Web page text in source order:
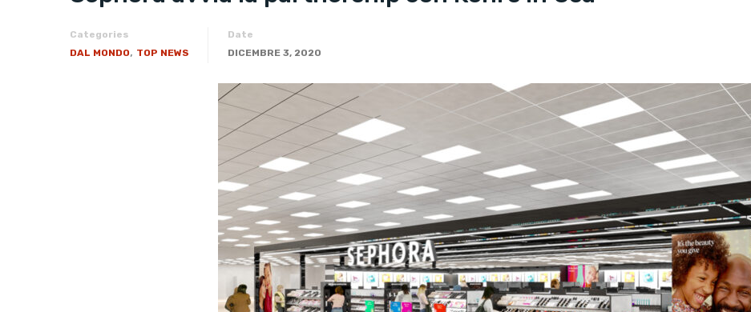
Categories
DAL MONDO, TOP NEWS
Date
DICEMBRE 3, 2020